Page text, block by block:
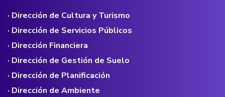
· Dirección de Cultura y Turismo
· Dirección de Servicios Públicos
· Dirección Financiera
· Dirección de Gestión de Suelo
· Dirección de Planificación
· Dirección de Ambiente